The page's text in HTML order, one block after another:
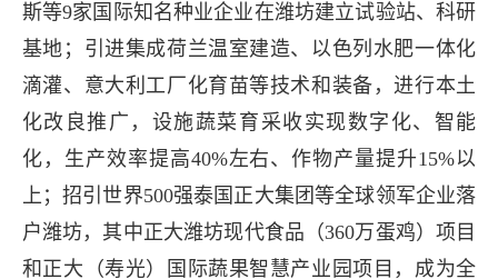
斯等9家国际知名种业企业在潍坊建立试验站、科研
基地；引进集成荷兰温室建造、以色列水肥一体化
滴灌、意大利工厂化育苗等技术和装备，进行本土
化改良推广，设施蔬菜育采收实现数字化、智能
化，生产效率提高40%左右、作物产量提升15%以
上；招引世界500强泰国正大集团等全球领军企业落
户潍坊，其中正大潍坊现代食品（360万蛋鸡）项目
和正大（寿光）国际蔬果智慧产业园项目，成为全